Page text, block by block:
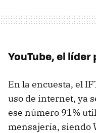
YouTube, el
En la encuesta, el
uso de internet, ya
ese número 91%
mensajería, siendo